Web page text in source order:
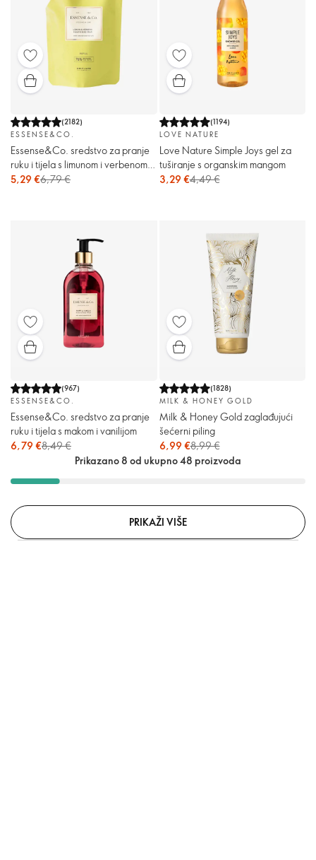
(2182)
ESSENSE&CO.
Essense&Co. sredstvo za pranje
ruku i tijela s limunom i verbenom -
zamjensko punjenje
5,29 €6,79 €
(1194)
LOVE NATURE
Love Nature Simple Joys gel za
tuširanje s organskim mangom
3,29 €4,49 €
(967)
ESSENSE&CO.
Essense&Co. sredstvo za pranje
ruku i tijela s makom i vanilijom
6,79 €8,49 €
(1828)
MILK & HONEY GOLD
Milk & Honey Gold zaglađujući
šećerni piling
6,99 €8,99 €
Prikazano 8 od ukupno 48 proizvoda
PRIKAŽI VIŠE